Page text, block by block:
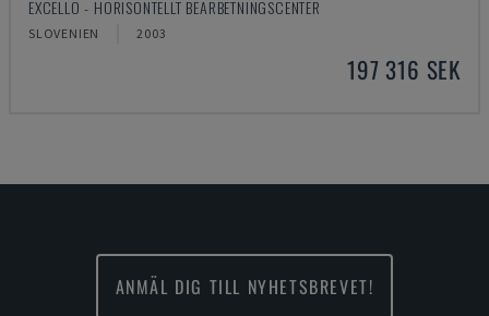
EXCELLO - HORISONTELLT BEARBETNINGSCENTER
SLOVENIEN 2003
197 316 SEK
ANMÄL DIG TILL NYHETSBREVET!